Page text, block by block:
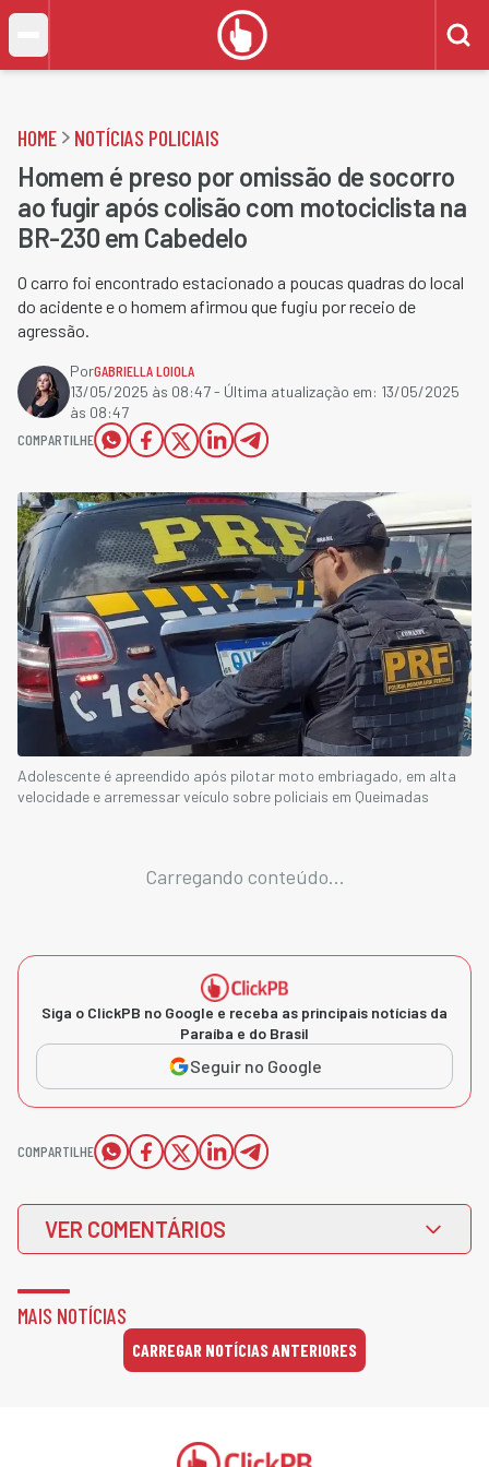
HOME NOTÍCIAS POLICIAIS
Homem é preso por omissão de socorro
ao fugir após colisão com motociclista na
BR-230 em Cabedelo
O carro foi encontrado estacionado a poucas quadras do local
do acidente e o homem afirmou que fugiu por receio de
agressão.
PorGABRIELLA LOIOLA
13/05/2025 às 08:47- Última atualização em: 13/05/2025
às 08:47
COMPARTILHE
Adolescente é apreendido após pilotar moto embriagado, em alta
velocidade e arremessar veículo sobre policiais em Queimadas
Carregando conteúdo...
Siga o ClickPB no Google e receba as principais notícias da
Paraíba e do Brasil
Seguir no Google
COMPARTILHE
VER COMENTÁRIOS
MAIS NOTÍCIAS
CARREGAR NOTÍCIAS ANTERIORES